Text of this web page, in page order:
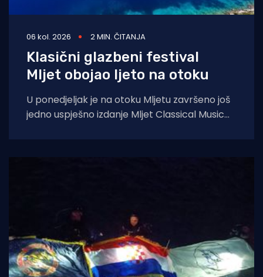
06 kol. 2026 2 MIN. ČITANJA
Klasični glazbeni festival
Mljet obojao ljeto na otoku
U ponedjeljak je na otoku Mljetu završeno još
jedno uspješno izdanje Mljet Classical Music